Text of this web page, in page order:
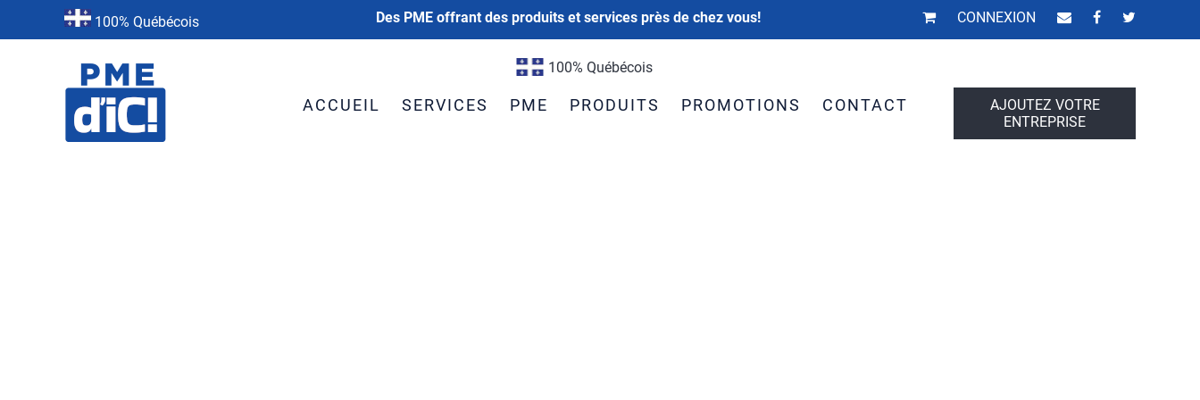
100% Québécois Des PME offrant des produits et services près de chez vous! CONNEXION
100% Québécois
AJOUTEZ VOTRE
ENTREPRISE
ACCUEIL SERVICES PME PRODUITS PROMOTIONS CONTACT